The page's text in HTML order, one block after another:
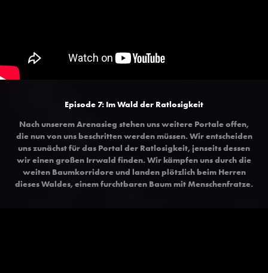
Episode 7: Im Wald der Ratlosigkeit
Nach unserem Arenasieg stehen uns weitere Portale offen,
die nun von uns beschritten werden müssen. Wir entscheiden
uns zunächst für das Portal der Ratlosigkeit, jenseits dessen
wir einen großen Irrwald finden. Wir kämpfen uns durch die
weiten Baumkorridore und landen plötzlich beim Herren
dieses Waldes, einem furchtbaren Baum mit Menschenfratze.